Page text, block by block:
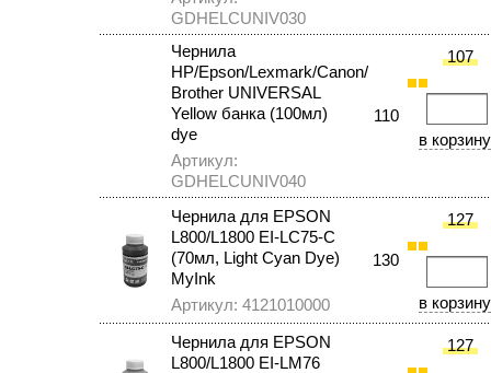
GDHELCUNIV030
Чернила
HP/Epson/Lexmark/Canon/
Brother UNIVERSAL
Yellow банка (100мл)
dye
Артикул:
GDHELCUNIV040
110
107
Чернила для EPSON
L800/L1800 EI-LC75-C
(70мл, Light Cyan Dye)
MyInk
Артикул: 4121010000
130
127
Чернила для EPSON
L800/L1800 EI-LM76
127